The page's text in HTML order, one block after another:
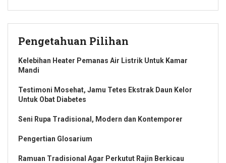
Pengetahuan Pilihan
Kelebihan Heater Pemanas Air Listrik Untuk Kamar
Mandi
Testimoni Mosehat, Jamu Tetes Ekstrak Daun Kelor
Untuk Obat Diabetes
Seni Rupa Tradisional, Modern dan Kontemporer
Pengertian Glosarium
Ramuan Tradisional Agar Perkutut Rajin Berkicau